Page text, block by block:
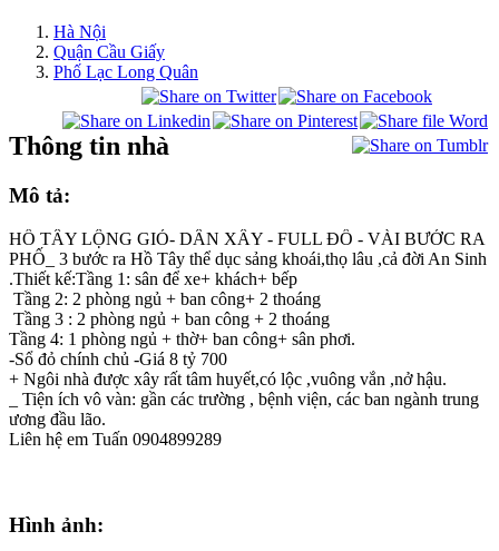
Hà Nội
Quận Cầu Giấy
Phố Lạc Long Quân
Thông tin nhà
Mô tả:
HỒ TÂY LỘNG GIÓ- DÂN XÂY - FULL ĐỒ - VÀI BƯỚC RA
PHỐ_ 3 bước ra Hồ Tây thể dục sảng khoái,thọ lâu ,cả đời An Sinh
.Thiết kế:Tầng 1: sân để xe+ khách+ bếp
Tầng 2: 2 phòng ngủ + ban công+ 2 thoáng
Tầng 3 : 2 phòng ngủ + ban công + 2 thoáng
Tầng 4: 1 phòng ngủ + thờ+ ban công+ sân phơi.
-Sổ đỏ chính chủ -Giá 8 tỷ 700
+ Ngôi nhà được xây rất tâm huyết,có lộc ,vuông vắn ,nở hậu.
_ Tiện ích vô vàn: gần các trường , bệnh viện, các ban ngành trung
ương đầu lão.
Liên hệ em Tuấn 0904899289
Hình ảnh: